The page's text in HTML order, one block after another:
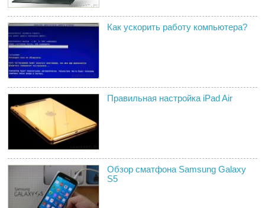
Как ускорить работу компьютера?
Правильная настройка iPad Air
Обзор сматфона Samsung Galaxy
S5